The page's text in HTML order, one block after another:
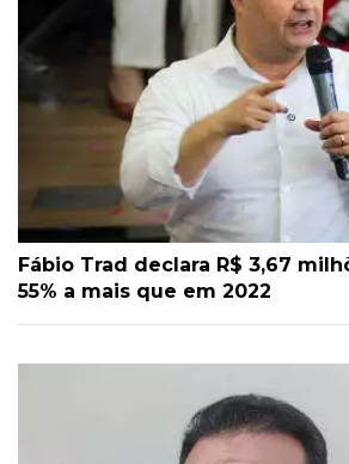
Fábio Trad declara R$ 3,67
55% a mais que em 2022